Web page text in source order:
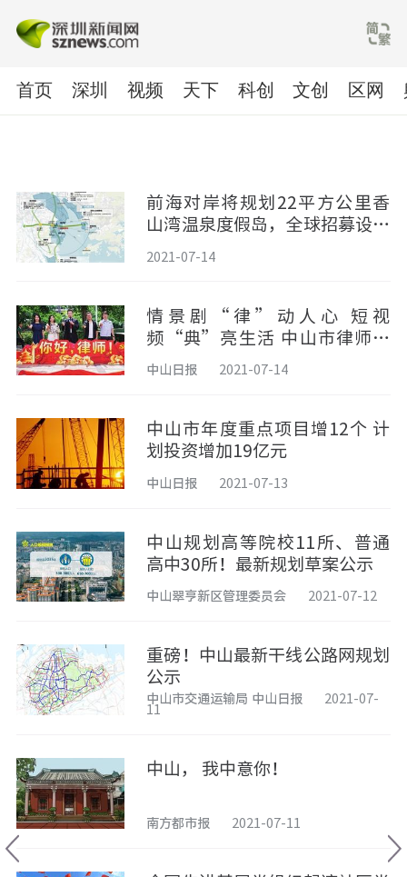
首页 深圳 视频 天下 科创 文创 区网
前海对岸将规划22平方公里香
山湾温泉度假岛，全球招募设计
2021-07-14
情景剧“律”动人心 短视
频“典”亮生活 ​中山市律师协
中山日报 2021-07-14
中山市年度重点项目增12个 计
划投资增加19亿元
中山日报 2021-07-13
中山规划高等院校11所、普通
高中30所！最新规划草案公示
中山翠亨新区管理委员会 2021-07-12
重磅！中山最新干线公路网规划
公示
中山市交通运输局 中山日报
2021-07-
11
中山， 我中意你！
南方都市报 2021-07-11